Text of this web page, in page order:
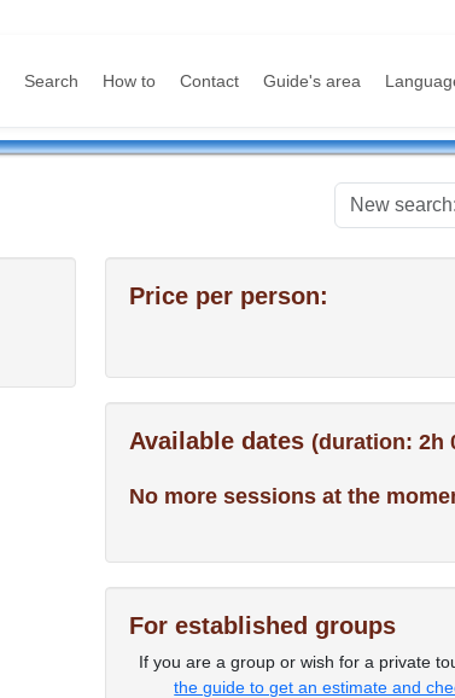
Search How to Contact Guide's area
Price per person:
Available dates (duration: 2h
No more sessions at the
For established groups
If you are a group or wish for a private
the guide to get an estimate and